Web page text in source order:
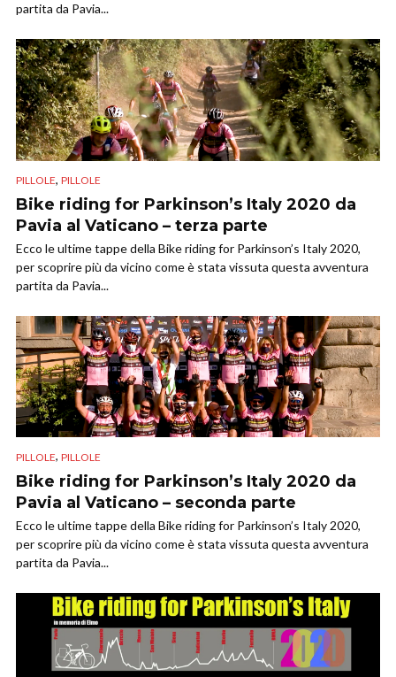
partita da Pavia...
PILLOLE, PILLOLE
Bike riding for Parkinson’s Italy 2020 da
Pavia al Vaticano – terza parte
Ecco le ultime tappe della Bike riding for Parkinson’s Italy 2020,
per scoprire più da vicino come è stata vissuta questa avventura
partita da Pavia...
PILLOLE, PILLOLE
Bike riding for Parkinson’s Italy 2020 da
Pavia al Vaticano – seconda parte
Ecco le ultime tappe della Bike riding for Parkinson’s Italy 2020,
per scoprire più da vicino come è stata vissuta questa avventura
partita da Pavia...